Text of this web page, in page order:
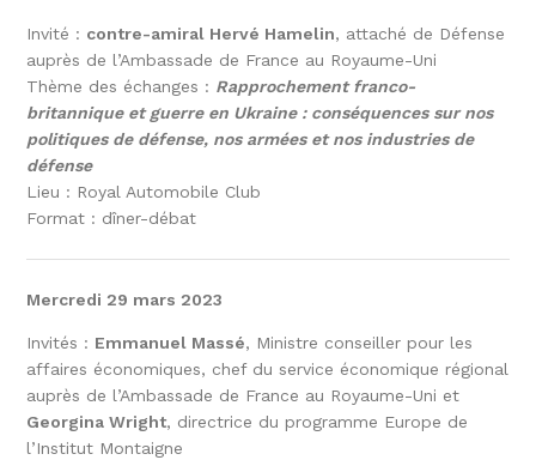
Invité : contre-amiral Hervé Hamelin, attaché de Défense
auprès de l’Ambassade de France au Royaume-Uni
Thème des échanges : Rapprochement franco-
britannique et guerre en Ukraine : conséquences sur nos
politiques de défense, nos armées et nos industries de
défense
Lieu : Royal Automobile Club
Format : dîner-débat
Mercredi 29 mars 2023
Invités : Emmanuel Massé, Ministre conseiller pour les
affaires économiques, chef du service économique régional
auprès de l’Ambassade de France au Royaume-Uni et
Georgina Wright, directrice du programme Europe de
l’Institut Montaigne